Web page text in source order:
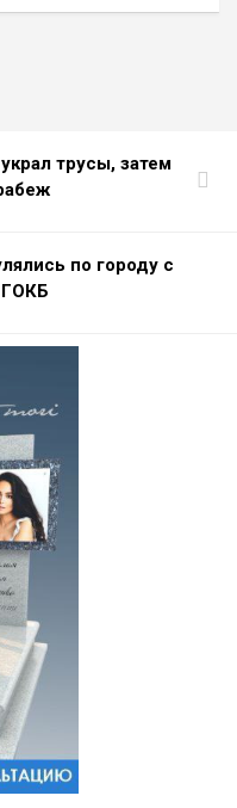
трусы, затем
по городу с
ГОКБ